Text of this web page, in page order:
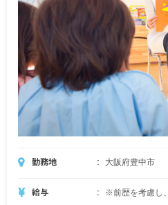
勤務地 大阪府豊中市
給与 ※前歴を考慮し